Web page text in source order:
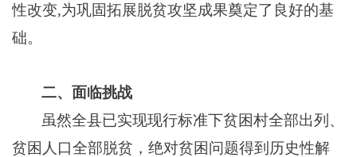
性改变,为巩固拓展脱贫攻坚成果奠定了良好的基
础。
二、面临挑战
虽然全县已实现现行标准下贫困村全部出列、
贫困人口全部脱贫，绝对贫困问题得到历史性解